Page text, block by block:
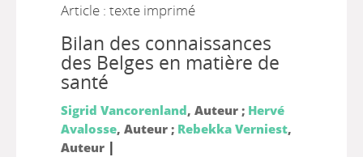
Article : texte imprimé
Bilan des connaissances
des Belges en matière de
santé
Sigrid Vancorenland, Auteur ; Hervé
Avalosse, Auteur ; Rebekka Verniest,
Auteur |